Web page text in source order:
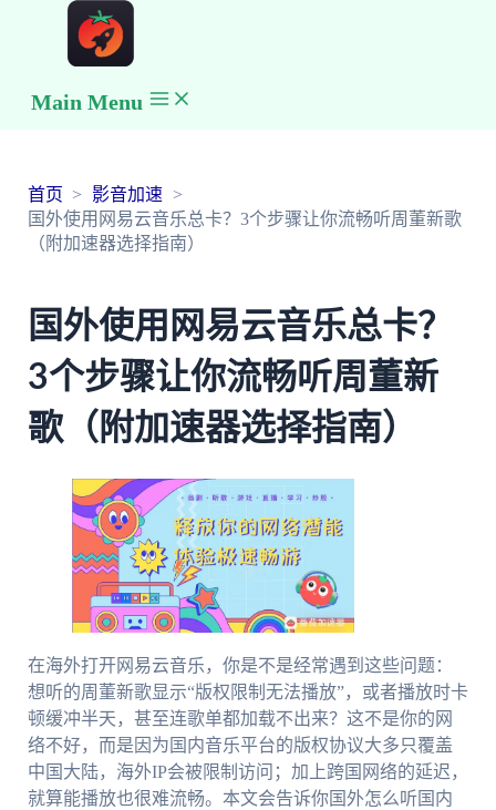
Main Menu
首页
影音加速
国外使用网易云音乐总卡？3个步骤让你流畅听周董新歌
（附加速器选择指南）
国外使用网易云音乐总卡？
3个步骤让你流畅听周董新
歌（附加速器选择指南）
在海外打开网易云音乐，你是不是经常遇到这些问题：
想听的周董新歌显示“版权限制无法播放”，或者播放时卡
顿缓冲半天，甚至连歌单都加载不出来？这不是你的网
络不好，而是因为国内音乐平台的版权协议大多只覆盖
中国大陆，海外IP会被限制访问；加上跨国网络的延迟，
就算能播放也很难流畅。本文会告诉你国外怎么听国内